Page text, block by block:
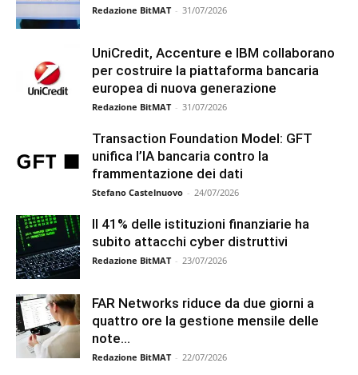
Redazione BitMAT - 31/07/2026
UniCredit, Accenture e IBM collaborano
per costruire la piattaforma bancaria
europea di nuova generazione
Redazione BitMAT - 31/07/2026
Transaction Foundation Model: GFT
unifica l’IA bancaria contro la
frammentazione dei dati
Stefano Castelnuovo - 24/07/2026
Il 41% delle istituzioni finanziarie ha
subito attacchi cyber distruttivi
Redazione BitMAT - 23/07/2026
FAR Networks riduce da due giorni a
quattro ore la gestione mensile delle
note...
Redazione BitMAT - 22/07/2026